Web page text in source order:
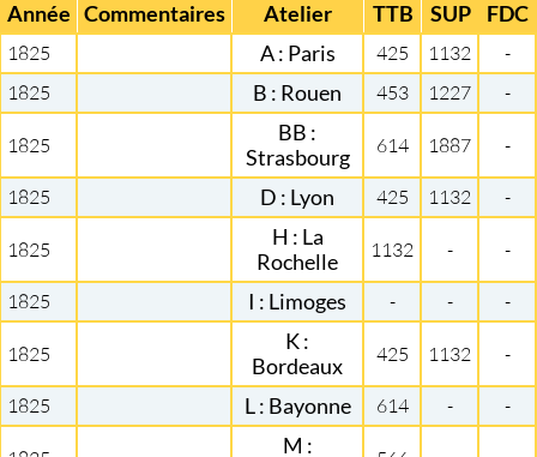
Année Commentaires Atelier TTB SUP FDC
1825 A : Paris 425 1132
-
1825
B : Rouen 453 1227 -
1825
BB :
Strasbourg
614 1887 -
1825 D : Lyon 425 1132 -
1825
H : La
Rochelle
1132 - -
1825 I : Limoges - - -
1825
K :
Bordeaux
425 1132 -
1825 L : Bayonne 614 - -
M :